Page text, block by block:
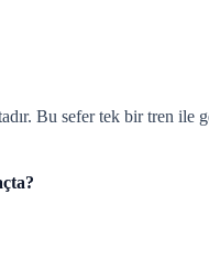
Bu sefer tek bir tren ile